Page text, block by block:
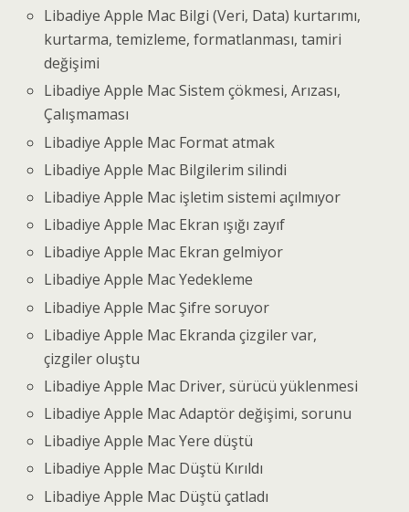
Libadiye Apple Mac Bilgi (Veri, Data) kurtarımı,
kurtarma, temizleme, formatlanması, tamiri
değişimi
Libadiye Apple Mac Sistem çökmesi, Arızası,
Çalışmaması
Libadiye Apple Mac Format atmak
Libadiye Apple Mac Bilgilerim silindi
Libadiye Apple Mac işletim sistemi açılmıyor
Libadiye Apple Mac Ekran ışığı zayıf
Libadiye Apple Mac Ekran gelmiyor
Libadiye Apple Mac Yedekleme
Libadiye Apple Mac Şifre soruyor
Libadiye Apple Mac Ekranda çizgiler var,
çizgiler oluştu
Libadiye Apple Mac Driver, sürücü yüklenmesi
Libadiye Apple Mac Adaptör değişimi, sorunu
Libadiye Apple Mac Yere düştü
Libadiye Apple Mac Düştü Kırıldı
Libadiye Apple Mac Düştü çatladı